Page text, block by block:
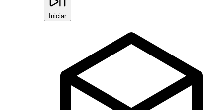
Iniciar